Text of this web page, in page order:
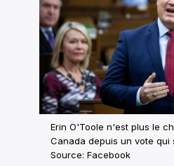
Erin O'Toole n'est plus le
Canada depuis un vote qui
Source: Facebook